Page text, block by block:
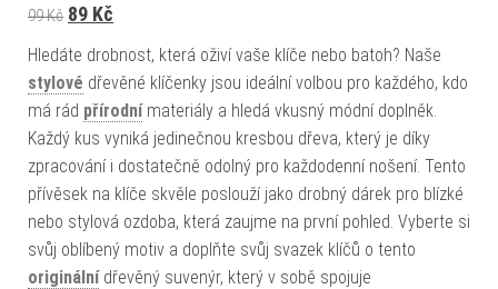
99Kč Původní cena byla: 99 Kč.
89 Kč
Hledáte drobnost, která oživí vaše klíče nebo batoh? Naše
stylové dřevěné klíčenky jsou ideální volbou pro každého, kdo
má rád přírodnímateriály a hledá vkusný módní doplněk.
Každý kus vyniká jedinečnou kresbou dřeva, který je díky
zpracování i dostatečně odolný pro každodenní nošení. Tento
přívěsek na klíče skvěle poslouží jako drobný dárek pro blízké
nebo stylová ozdoba, která zaujme na první pohled. Vyberte si
svůj oblíbený motiv a doplňte svůj svazek klíčů o tento
originálnídřevěný suvenýr, který v sobě spojuje